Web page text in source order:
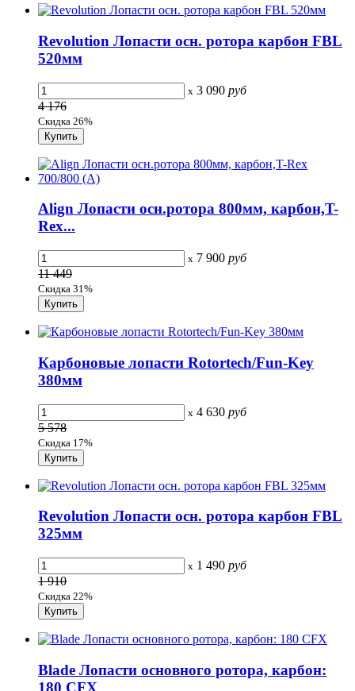
Revolution Лопасти осн. ротора карбон FBL
520мм
x 3 090 руб
4 176
Скидка 26%
Align Лопасти осн.ротора 800мм, карбон,T-
Rex...
x 7 900 руб
11 449
Скидка 31%
Карбоновые лопасти Rotortech/Fun-Key
380мм
x 4 630 руб
5 578
Скидка 17%
Revolution Лопасти осн. ротора карбон FBL
325мм
x 1 490 руб
1 910
Скидка 22%
Blade Лопасти основного ротора, карбон:
180 CFX